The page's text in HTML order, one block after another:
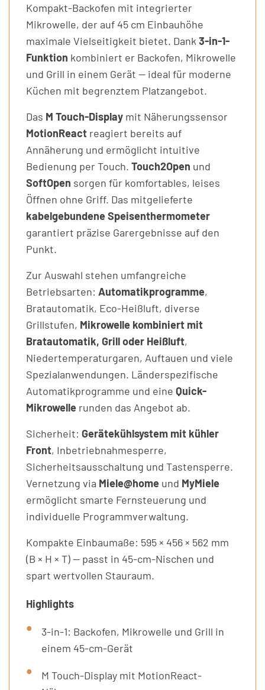
Kompakt-Backofen mit integrierter
Mikrowelle, der auf 45 cm Einbauhöhe
maximale Vielseitigkeit bietet. Dank 3-in-1-
Funktion kombiniert er Backofen, Mikrowelle
und Grill in einem Gerät — ideal für moderne
Küchen mit begrenztem Platzangebot.
Das M Touch-Display mit Näherungssensor
MotionReact reagiert bereits auf
Annäherung und ermöglicht intuitive
Bedienung per Touch. Touch2Open und
SoftOpen sorgen für komfortables, leises
Öffnen ohne Griff. Das mitgelieferte
kabelgebundene Speisenthermometer
garantiert präzise Garergebnisse auf den
Punkt.
Zur Auswahl stehen umfangreiche
Betriebsarten: Automatikprogramme,
Bratautomatik, Eco-Heißluft, diverse
Grillstufen, Mikrowelle kombiniert mit
Bratautomatik, Grill oder Heißluft,
Niedertemperaturgaren, Auftauen und viele
Spezialanwendungen. Länderspezifische
Automatikprogramme und eine Quick-
Mikrowelle runden das Angebot ab.
Sicherheit: Gerätekühlsystem mit kühler
Front, Inbetriebnahmesperre,
Sicherheitsausschaltung und Tastensperre.
Vernetzung via Miele@home und MyMiele
ermöglicht smarte Fernsteuerung und
individuelle Programmverwaltung.
Kompakte Einbaumaße: 595 × 456 × 562 mm
(B × H × T) — passt in 45-cm-Nischen und
spart wertvollen Stauraum.
Highlights
3-in-1: Backofen, Mikrowelle und Grill in
einem 45-cm-Gerät
M Touch-Display mit MotionReact-